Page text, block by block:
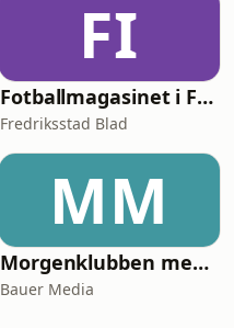
FI
Fotballmagasinet i Fredrikstad
Fredriksstad Blad
MM
Morgenklubben med Loven & Co
Bauer Media